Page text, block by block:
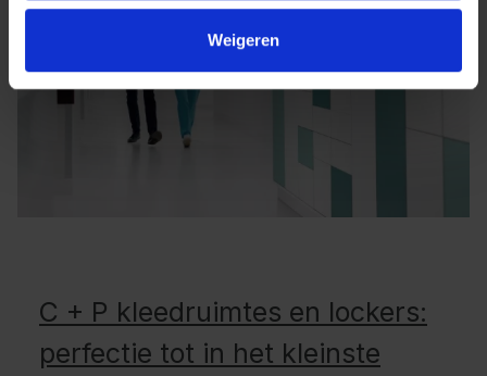
Weigeren
C + P kleedruimtes en lockers:
perfectie tot in het kleinste